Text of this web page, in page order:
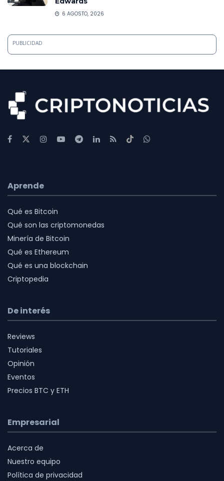
6 AGOSTO, 2026
PUBLICIDAD
Aprende
Qué es Bitcoin
Qué son las criptomonedas
Minería de Bitcoin
Qué es Ethereum
Qué es una blockchain
Criptopedia
De interés
Reviews
Tutoriales
Opinión
Eventos
Precios BTC y ETH
Empresarial
Acerca de
Nuestro equipo
Política de privacidad